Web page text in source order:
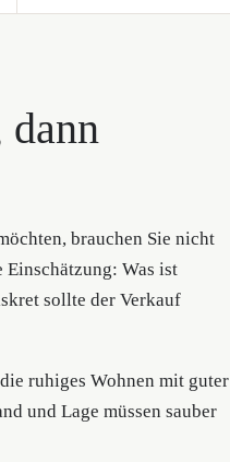
brauchen Sie nicht
Einschätzung: Was ist
sollte der Verkauf
ruhiges Wohnen mit guter
und Lage müssen sauber